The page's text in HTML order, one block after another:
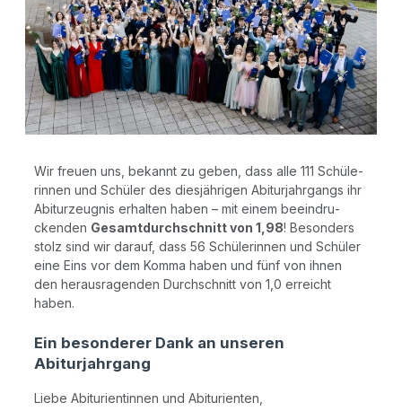
Wir freu­en uns, bekannt zu geben, dass alle 111 Schü­le­
rin­nen und Schü­ler des dies­jäh­ri­gen Abitur­jahr­gangs ihr
Abitur­zeug­nis erhal­ten haben – mit einem beein­dru­
cken­den Gesamt­durch­schnitt von 1,98! Beson­ders
stolz sind wir dar­auf, dass 56 Schü­le­rin­nen und Schü­ler
eine Eins vor dem Kom­ma haben und fünf von ihnen
den her­aus­ra­gen­den Durch­schnitt von 1,0 erreicht
haben.
Ein besonderer Dank an unseren
Abiturjahrgang
Lie­be Abitu­ri­en­tin­nen und Abiturienten,